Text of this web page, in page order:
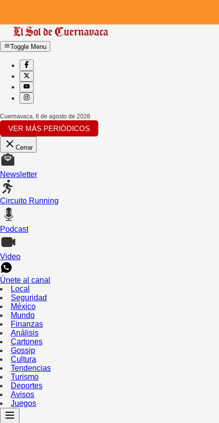
Toggle Menu
Cuernavaca 6 de agosto de 2026
VER MÁS PERIÓDICOS
Cerrar
Newsletter
Circuito Running
Podcast
Video
Únete al canal
Local
Seguridad
México
Mundo
Finanzas
Análisis
Cartones
Gossip
Cultura
Tendencias
Turismo
Deportes
Avisos
Juegos